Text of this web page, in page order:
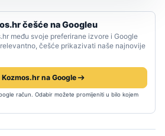
češće na Googleu
među svoje preferirane izvore i Google
češće prikazivati naše najnovije
Kozmos.hr na Google
račun. Odabir možete promijeniti u bilo kojem